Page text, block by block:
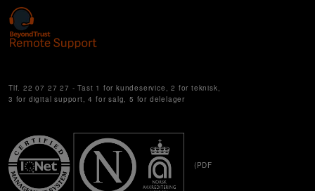
Tlf. 22 07 27 27 - Tast 1 for kundeservice, 2 for teknisk,
3 for digital support, 4 for salg, 5 for delelager
(PDF